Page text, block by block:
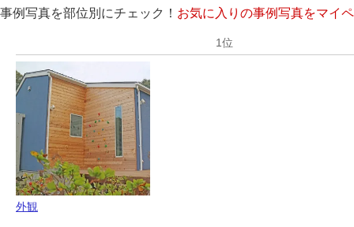
事例写真を部位別にチェック！ お気に入りの事例写真をマイ
外観